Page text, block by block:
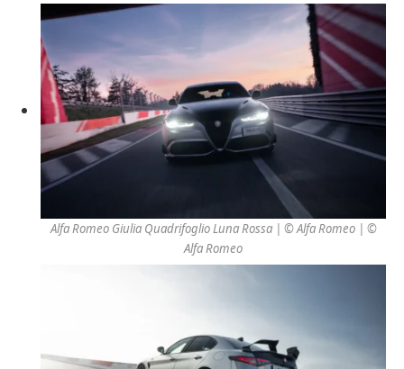
Alfa Romeo Giulia Quadrifoglio Luna Rossa | © Alfa Romeo| ©
Alfa Romeo